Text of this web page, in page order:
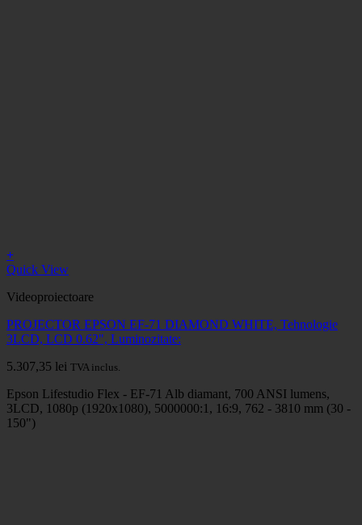
+
Quick View
Videoproiectoare
PROJECTOR EPSON EF-71 DIAMOND WHITE, Tehnologie
3LCD, LCD 0.62", Luminozitate:
5.307,35 lei TVA inclus.
Epson Lifestudio Flex - EF-71 Alb diamant, 700 ANSI lumens,
3LCD, 1080p (1920x1080), 5000000:1, 16:9, 762 - 3810 mm (30 -
150")